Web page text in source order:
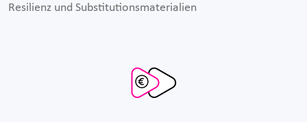
Resilienz und Substitutionsmaterialien